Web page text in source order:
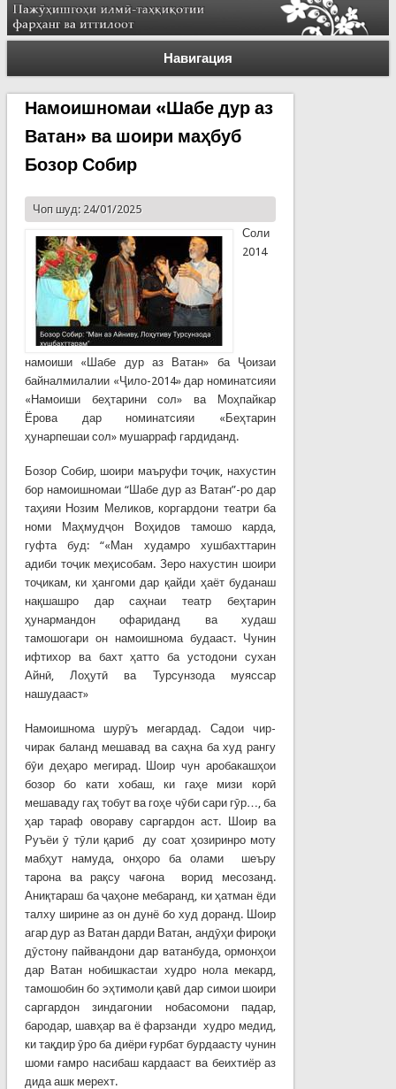
Навигация
Намоишномаи «Шабе дур аз
Ватан» ва шоири маҳбуб
Бозор Собир
Чоп шуд: 24/01/2025
Соли
2014
намоиши «Шабе дур аз Ватан» ба Ҷоизаи
байналмилалии «Ҷило-2014» дар номинатсияи
«Намоиши беҳтарини сол» ва Моҳпайкар
Ёрова дар номинатсияи «Беҳтарин
ҳунарпешаи сол» мушарраф гардиданд.
Бозор Собир, шоири маъруфи тоҷик, нахустин
бор намоишномаи “Шабе дур аз Ватан”-ро дар
таҳияи Нозим Меликов, коргардони театри ба
номи Маҳмудҷон Воҳидов тамошо карда,
гуфта буд: “«Ман худамро хушбахттарин
адиби тоҷик меҳисобам. Зеро нахустин шоири
тоҷикам, ки ҳангоми дар қайди ҳаёт буданаш
нақшашро дар саҳнаи театр беҳтарин
ҳунармандон офариданд ва худаш
тамошогари он намоишнома будааст. Чунин
ифтихор ва бахт ҳатто ба устодони сухан
Айнӣ, Лоҳутӣ ва Турсунзода муяссар
нашудааст»
Намоишнома шурӯъ мегардад. Садои чир-
чирак баланд мешавад ва саҳна ба худ рангу
бӯи деҳаро мегирад. Шоир чун аробакашҳои
бозор бо кати хобаш, ки гаҳе мизи корӣ
мешаваду гаҳ тобут ва гоҳе чӯби сари гӯр…, ба
ҳар тараф овораву саргардон аст. Шоир ва
Руъёи ӯ тӯли қариб ду соат ҳозиринро моту
мабҳут намуда, онҳоро ба олами шеъру
тарона ва рақсу чағона ворид месозанд.
Аниқтараш ба ҷаҳоне мебаранд, ки ҳатман ёди
талху ширине аз он дунё бо худ доранд. Шоир
агар дур аз Ватан дарди Ватан, андӯҳи фироқи
дӯстону пайвандони дар ватанбуда, ормонҳои
дар Ватан нобишкастаи худро нола мекард,
тамошобин бо эҳтимоли қавӣ дар симои шоири
саргардон зиндагонии нобасомони падар,
бародар, шавҳар ва ё фарзанди худро медид,
ки тақдир ӯро ба диёри ғурбат бурдаасту чунин
шоми ғамро насибаш кардааст ва беихтиёр аз
дида ашк мерехт.